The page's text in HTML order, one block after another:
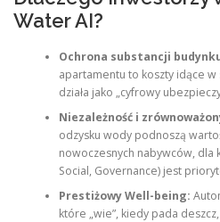
Water AI?
Ochrona substancji
apartamentu to koszty idące w
działa jako „cyfrowy
Niezależność i
odzysku wody podnoszą
nowoczesnych nabywców, dla
Social, Governance) jest
Prestiżowy Well-being:
które „wie”, kiedy pada